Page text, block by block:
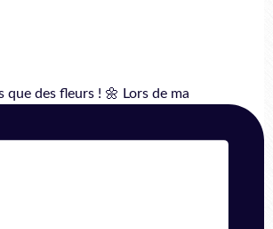
que des fleurs ! 🌼 Lors de ma